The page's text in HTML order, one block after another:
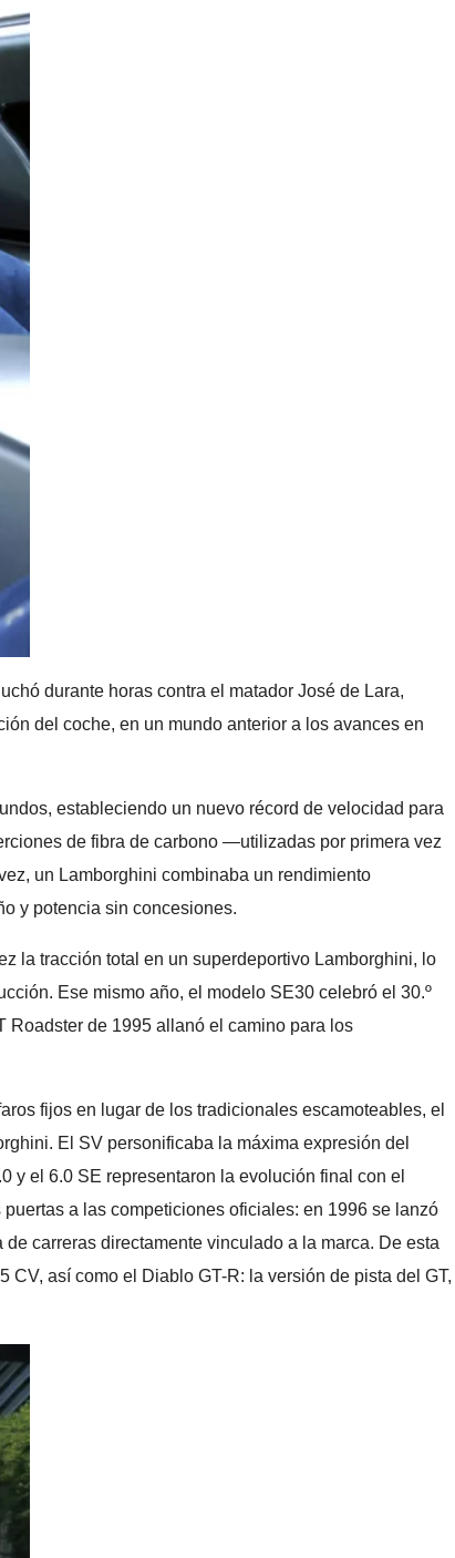
durante horas contra el matador José de Lara,
del coche, en un mundo anterior a los avances en
estableciendo un nuevo récord de velocidad para
de fibra de carbono —utilizadas por primera vez
un Lamborghini combinaba un rendimiento
y potencia sin concesiones.
la tracción total en un superdeportivo Lamborghini, lo
Ese mismo año, el modelo SE30 celebró el 30.º
Roadster de 1995 allanó el camino para los
fijos en lugar de los tradicionales escamoteables, el
El SV personificaba la máxima expresión del
y el 6.0 SE representaron la evolución final con el
a las competiciones oficiales: en 1996 se lanzó
carreras directamente vinculado a la marca. De esta
así como el Diablo GT-R: la versión de pista del GT,